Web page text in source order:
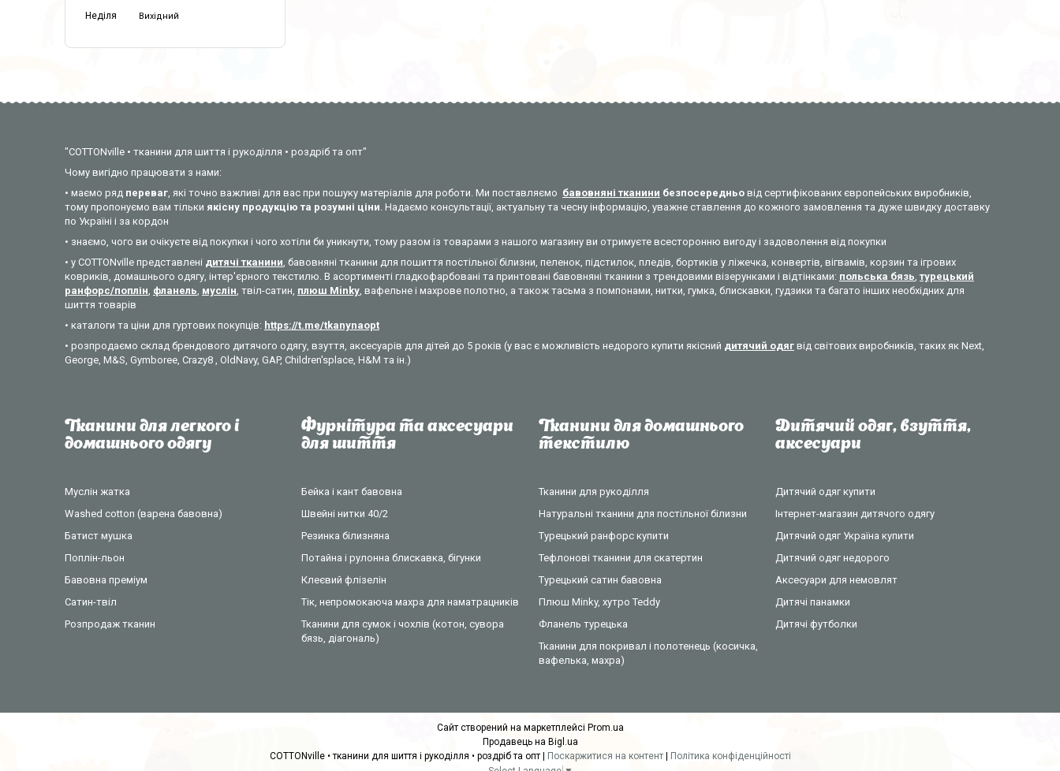
Неділя Вихідний
"COTTONville • тканини для шиття і рукоділля • роздріб та опт"
Чому вигідно працювати з нами:
• маємо ряд переваг, які точно важливі для вас при пошуку матеріалів для роботи. Ми поставляємо бавовняні тканини безпосередньо від сертифікованих європейських виробників,
тому пропонуємо вам тільки якісну продукцію та розумні ціни. Надаємо консультації, актуальну та чесну інформацію, уважне ставлення до кожного замовлення та дуже швидку доставку
по Україні і за кордон
• знаємо, чого ви очікуєте від покупки і чого хотіли би уникнути, тому разом із товарами з нашого магазину ви отримуєте всесторонню вигоду і задоволення від покупки
• у COTTONville представлені дитячі тканини, бавовняні тканини для пошиття постільної білизни, пеленок, підстилок, пледів, бортиків у ліжечка, конвертів, вігвамів, корзин та ігрових
ковриків, домашнього одягу, інтер'єрного текстилю. В асортименті гладкофарбовані та принтовані бавовняні тканини з трендовими візерунками і відтінками: польська бязь,турецький
ранфорс/поплін, фланель, муслін, твіл-сатин, плюш Minky, вафельне і махрове полотно, а також тасьма з помпонами, нитки, гумка, блискавки, гудзики та багато інших необхідних для
шиття товарів
• каталоги та ціни для гуртових покупців: https://t.me/tkanynaopt
• розпродаємо склад брендового дитячого одягу, взуття, аксесуарів для дітей до 5 років (у вас є можливість недорого купити якісний дитячий одяг від світових виробників, таких як Next,
George, M&S, Gymboree, Crazy8 , OldNavy, GAP, Children'splace, H&M та ін.)
Тканини для легкого і
домашнього одягу
Муслін жатка
Washed cotton (варена бавовна)
Батист мушка
Поплін-льон
Бавовна преміум
Сатин-твіл
Розпродаж тканин
Фурнітура та аксесуари
для шиття
Бейка і кант бавовна
Швейні нитки 40/2
Резинка білизняна
Потайна і рулонна блискавка, бігунки
Клеєвий флізелін
Тік, непромокаюча махра для наматрацників
Тканини для сумок і чохлів (котон, сувора
бязь, діагональ)
Тканини для домашнього
текстилю
Тканини для рукоділля
Натуральні тканини для постільної білизни
Турецький ранфорс купити
Тефлонові тканини для скатертин
Турецький сатин бавовна
Плюш Minky, хутро Teddy
Фланель турецька
Тканини для покривал і полотенець (косичка,
вафелька, махра)
Дитячий одяг, взуття,
аксесуари
Дитячий одяг купити
Інтернет-магазин дитячого одягу
Дитячий одяг Україна купити
Дитячий одяг недорого
Аксесуари для немовлят
Дитячі панамки
Дитячі футболки
Сайт створений на маркетплейсі Prom.ua
Продавець на Bigl.ua
Поскаржитися на контент
Політика конфіденційності